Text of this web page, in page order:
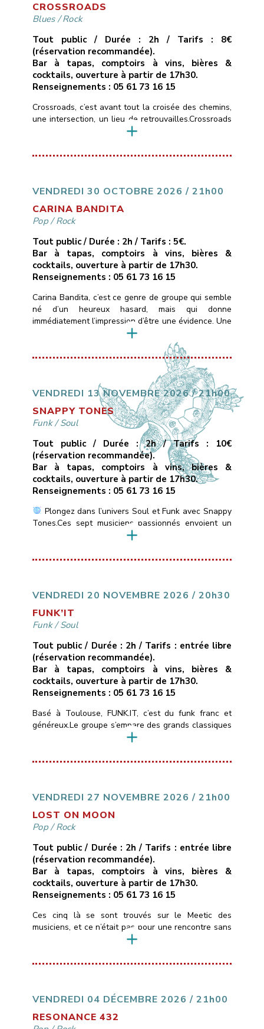
CROSSROADS
Blues/Rock
Tout public / Durée : 2h / Tarifs : 8€
(réservation recommandée).
Bar à tapas, comptoirs à vins, bières &
cocktails, ouverture à partir de 17h30.
Renseignements : 05 61 73 16 15
Crossroads, c’est avant tout la croisée des chemins,
une intersection, un lieu de retrouvailles.Crossroads
c’est aussi un hommage à la chanson de Calvin
d’une ballade blues-country en guitare-voix, à des
jonctions métissées et bruyantes.Crossroads
VENDREDI 30 OCTOBRE 2026 / 21h00
CARINA BANDITA
Pop/Rock
Tout public / Durée : 2h / Tarifs : 5€.
Bar à tapas, comptoirs à vins, bières &
cocktails, ouverture à partir de 17h30.
Renseignements : 05 61 73 16 15
Carina Bandita, c’est ce genre de groupe qui semble
né d’un heureux hasard, mais qui donne
immédiatement l’impression d’être une évidence. Une
formation rock dont les membres viennent de
différentes parties du monde, chacun portant dans
ses bagages un accent, une histoire, une couleur
musicale.Ce qui les uni, c’est une passion commune
VENDREDI 13 NOVEMBRE 2026 / 21h00
SNAPPY TONES
Funk/Soul
Tout public / Durée : 2h / Tarifs : 10€
(réservation recommandée).
Bar à tapas, comptoirs à vins, bières &
cocktails, ouverture à partir de 17h30.
Renseignements : 05 61 73 16 15
Plongez dans l’univers Soul et Funk avec Snappy
Tones.Ces sept musiciens passionnés envoient un
son vif et énergique des incontournables de la Soul
du Funk: Jamiroquai, Chaka Khan, Earth, Wind &
conso )
Les Marins d’Eau […]
VENDREDI 20 NOVEMBRE 2026 / 20h30
FUNK’IT
Funk/Soul
Tout public / Durée : 2h / Tarifs : entrée libre
(réservation recommandée).
Bar à tapas, comptoirs à vins, bières &
cocktails, ouverture à partir de 17h30.
Renseignements : 05 61 73 16 15
Basé à Toulouse, FUNK.IT, c’est du funk franc et
généreux.Le groupe s’empare des grands classiques
du funk, de la soul et du groove — de Stevie
et les réarrange à sa façon : nouveaux grooves,
VENDREDI 27 NOVEMBRE 2026 / 21h00
LOST ON MOON
Pop/Rock
Tout public / Durée : 2h / Tarifs : entrée libre
(réservation recommandée).
Bar à tapas, comptoirs à vins, bières &
cocktails, ouverture à partir de 17h30.
Renseignements : 05 61 73 16 15
Ces cinq là se sont trouvés sur le Meetic des
musiciens, et ce n’était pas pour une rencontre sans
lendemain …Ils personnalisent depuis quelques
Gossip, Muse, Fleetwood Mac, Lavilliers…) pour leur
Christelle […]
VENDREDI 04 DÉCEMBRE 2026 / 21h00
RESONANCE 432